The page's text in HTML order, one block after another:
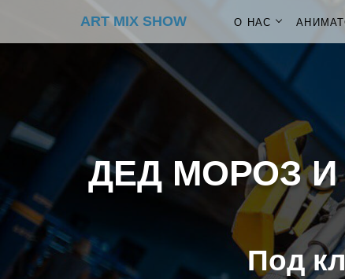
ART MIX SHOW О НАС
ДЕД МОРОЗ И
Под